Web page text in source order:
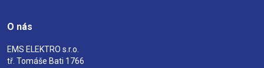
O nás
EMS ELEKTRO s.r.o.
tř. Tomáše Bati 1766